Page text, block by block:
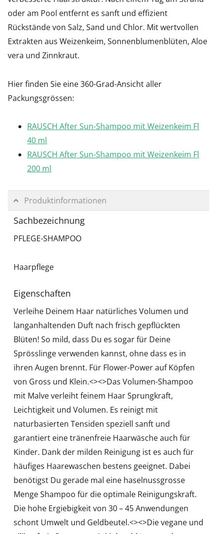
oder am Pool entfernt es sanft und effizient
Rückstände von Salz, Sand und Chlor. Mit wertvollen
Extrakten aus Weizenkeim, Sonnenblumenblüten, Aloe
vera und Zinnkraut.
Hier finden Sie eine 360-Grad-Ansicht aller
Packungsgrössen:
RAUSCH After Sun-Shampoo mit Weizenkeim Fl
40 ml
RAUSCH After Sun-Shampoo mit Weizenkeim Fl
200 ml
Produktinformationen
Sachbezeichnung
PFLEGE-SHAMPOO
Haarpflege
Eigenschaften
Verleihe Deinem Haar natürliches Volumen und
langanhaltenden Duft nach frisch gepflückten
Blüten! So mild, dass Du es sogar für Deine
Sprösslinge verwenden kannst, ohne dass es in
ihren Augen brennt. Für Flower-Power auf Köpfen
von Gross und Klein.<><>Das Volumen-Shampoo
mit Malve verleiht feinem Haar Sprungkraft,
Leichtigkeit und Volumen. Es reinigt mit
naturbasierten Tensiden speziell sanft und
garantiert eine tränenfreie Haarwäsche auch für
Kinder. Dank der milden Reinigung ist es auch für
häufiges Haarewaschen bestens geeignet. Dabei
benötigst Du gerade mal eine haselnussgrosse
Menge Shampoo für die optimale Reinigungskraft.
Die hohe Ergiebigkeit von 30 – 45 Anwendungen
schont Umwelt und Geldbeutel.<><>Die vegane und